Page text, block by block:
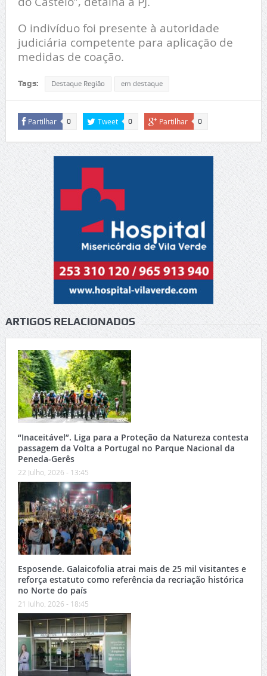
O indivíduo foi presente à autoridade
judiciária competente para aplicação de
medidas de coação.
Tags: Destaque Região em destaque
Partilhar 0 Tweet 0 Partilhar 0
ARTIGOS RELACIONADOS
“Inaceitável”. Liga para a Proteção da Natureza contesta
passagem da Volta a Portugal no Parque Nacional da
Peneda-Gerês
22 Julho, 2026 - 13:45
Esposende. Galaicofolia atrai mais de 25 mil visitantes e
reforça estatuto como referência da recriação histórica
no Norte do país
21 Julho, 2026 - 18:45